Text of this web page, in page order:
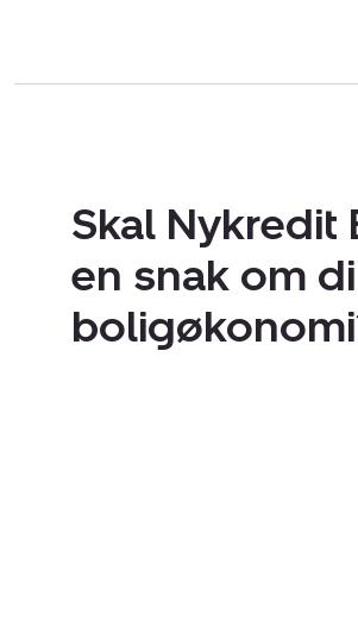
Skal Nykredit
en snak om